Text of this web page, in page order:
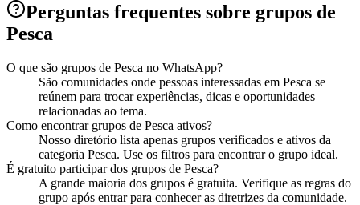
Perguntas frequentes sobre grupos de
Pesca
O que são grupos de Pesca no WhatsApp?
São comunidades onde pessoas interessadas em Pesca se
reúnem para trocar experiências, dicas e oportunidades
relacionadas ao tema.
Como encontrar grupos de Pesca ativos?
Nosso diretório lista apenas grupos verificados e ativos da
categoria Pesca. Use os filtros para encontrar o grupo ideal.
É gratuito participar dos grupos de Pesca?
A grande maioria dos grupos é gratuita. Verifique as regras do
grupo após entrar para conhecer as diretrizes da comunidade.